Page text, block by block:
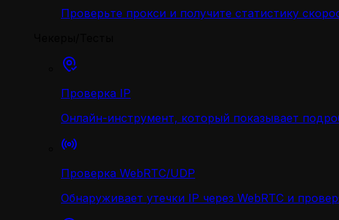
Проверьте прокси и получите статистику
Проверка IP
Онлайн-инструмент, который показывает
Проверка WebRTC/UDP
Обнаруживает утечки IP через WebRTC и